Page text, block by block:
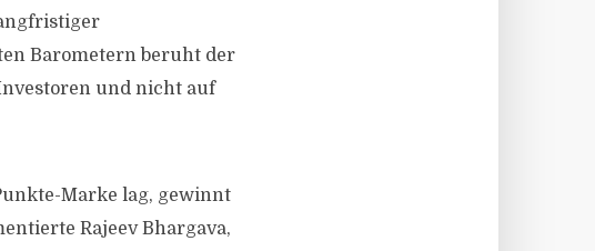
Barometern beruht der
und nicht auf
Marke lag, gewinnt
Rajeev Bhargava,